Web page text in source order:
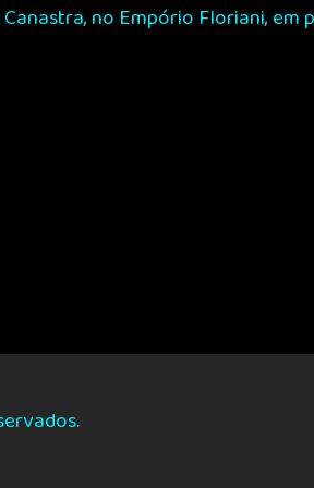
no Empório Floriani,